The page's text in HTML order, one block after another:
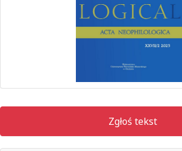
Zgłoś tekst